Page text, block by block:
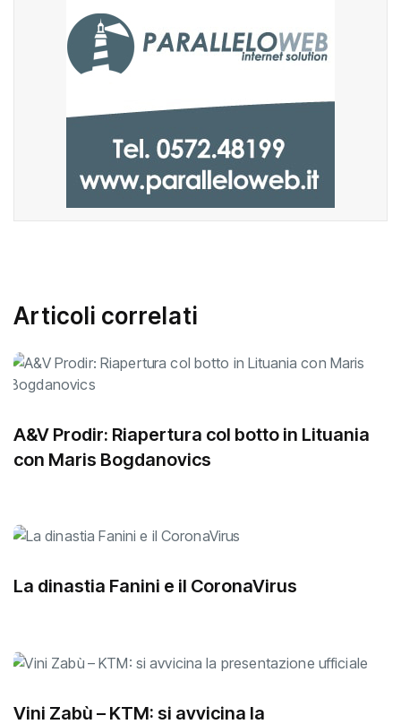
Articoli correlati
A&V Prodir: Riapertura col botto in Lituania
con Maris Bogdanovics
La dinastia Fanini e il CoronaVirus
Vini Zabù – KTM: si avvicina la